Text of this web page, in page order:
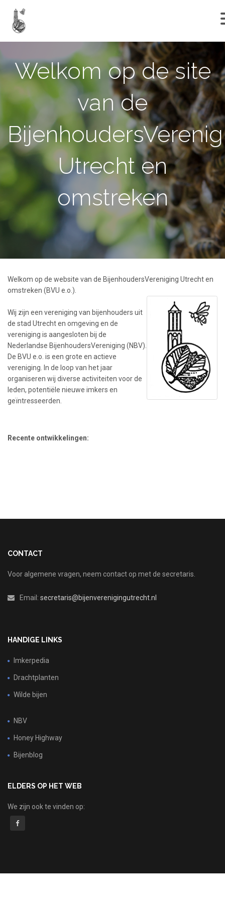
Welkom op de site
van de
Utrecht en
omstreken
Welkom op de website van de BijenhoudersVereniging Utrecht en
omstreken (BVU e.o.).
Wij zijn een vereniging van bijenhouders uit
de stad Utrecht en omgeving en de
vereniging is aangesloten bij de
Nederlandse BijenhoudersVereniging (NBV).
De BVU e.o. is een grote en actieve
vereniging. In de loop van het jaar
organiseren wij diverse activiteiten voor de
leden, potentiële nieuwe imkers en
geïntresseerden.
Recente ontwikkelingen:
CONTACT
Voor algemene vragen, neem contact op met de secretaris.
Email: secretaris@bijenverenigingutrecht.nl
HANDIGE LINKS
Imkerpedia
Drachtplanten
Wilde bijen
NBV
Honey Highway
Bijenblog
ELDERS OP HET WEB
We zijn ook te vinden op: